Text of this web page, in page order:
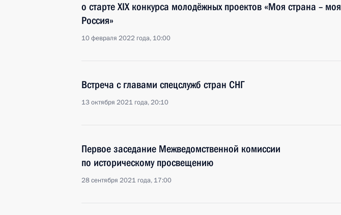
о старте XIX конкурса молодёжных проектов «Моя страна – моя
Россия»
10 февраля 2022 года, 10:00
Встреча с главами спецслужб стран СНГ
13 октября 2021 года, 20:10
Первое заседание Межведомственной комиссии
по историческому просвещению
28 сентября 2021 года, 17:00